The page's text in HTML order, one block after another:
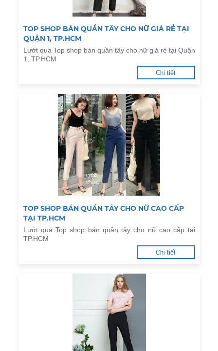
TOP SHOP BÁN QUẦN TÂY CHO NỮ GIÁ RẺ TẠI
QUẬN 1, TP.HCM
Lướt qua Top shop bán quần tây cho nữ giá rẻ tại Quận
1, TP.HCM
Chi tiết
TOP SHOP BÁN QUẦN TÂY CHO NỮ CAO CẤP
TẠI TP.HCM
Lướt qua Top shop bán quần tây cho nữ cao cấp tại
TP.HCM
Chi tiết